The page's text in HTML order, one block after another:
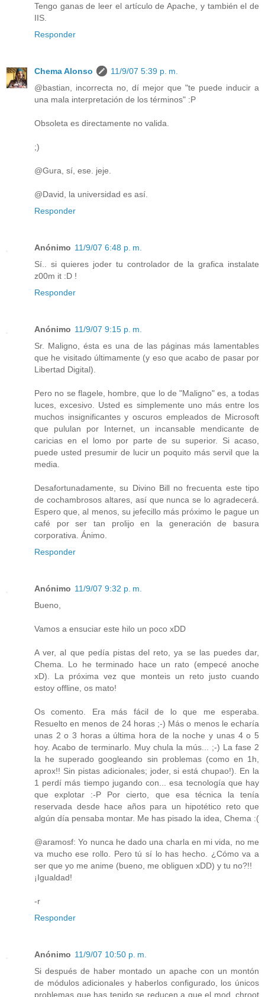
Tengo ganas de leer el artículo de Apache, y también el de
IIS.
Responder
Chema Alonso
11/9/07 5:39 p. m.
@bastian, incorrecta no, dí mejor que "te puede inducir a
una mala interpretación de los términos" :P
Obsoleta es directamente no valida.
;)
@Gura, sí, ese. jeje.
@David, la universidad es así.
Responder
Anónimo 11/9/07 6:48 p. m.
Sí.. si quieres joder tu controlador de la grafica instalate
z00m it :D !
Responder
Anónimo 11/9/07 9:15 p. m.
Sr. Maligno, ésta es una de las páginas más lamentables
que he visitado últimamente (y eso que acabo de pasar por
Libertad Digital).
Pero no se flagele, hombre, que lo de "Maligno" es, a todas
luces, excesivo. Usted es simplemente uno más entre los
muchos insignificantes y oscuros empleados de Microsoft
que pululan por Internet, un incansable mendicante de
caricias en el lomo por parte de su superior. Si acaso,
puede usted presumir de lucir un poquito más servil que la
media.
Desafortunadamente, su Divino Bill no frecuenta este tipo
de cochambrosos altares, así que nunca se lo agradecerá.
Espero que, al menos, su jefecillo más próximo le pague un
café por ser tan prolijo en la generación de basura
corporativa. Ánimo.
Responder
Anónimo 11/9/07 9:32 p. m.
Bueno,
Vamos a ensuciar este hilo un poco xDD
A ver, al que pedía pistas del reto, ya se las puedes dar,
Chema. Lo he terminado hace un rato (empecé anoche
xD). La próxima vez que monteis un reto justo cuando
estoy offline, os mato!
Os comento. Era más fácil de lo que me esperaba.
Resuelto en menos de 24 horas ;-) Más o menos le echaría
unas 2 o 3 horas a última hora de la noche y unas 4 o 5
hoy. Acabo de terminarlo. Muy chula la mús... ;-) La fase 2
la he superado googleando sin problemas (como en 1h,
aprox!! Sin pistas adicionales; joder, si está chupao!). En la
1 perdí más tiempo jugando con... esa tecnología que hay
que explotar :-P Por cierto, que esa técnica la tenía
reservada desde hace años para un hipotético reto que
algún día pensaba montar. Me has pisado la idea, Chema :(
@aramosf: Yo nunca he dado una charla en mi vida, no me
va mucho ese rollo. Pero tú sí lo has hecho. ¿Cómo va a
ser que yo me anime (bueno, me obliguen xDD) y tu no?!!
¡Igualdad!
-r
Responder
Anónimo 11/9/07 10:50 p. m.
Si después de haber montado un apache con un montón
de módulos adicionales y haberlos configurado, los únicos
problemas que has tenido se reducen a que el mod_chroot